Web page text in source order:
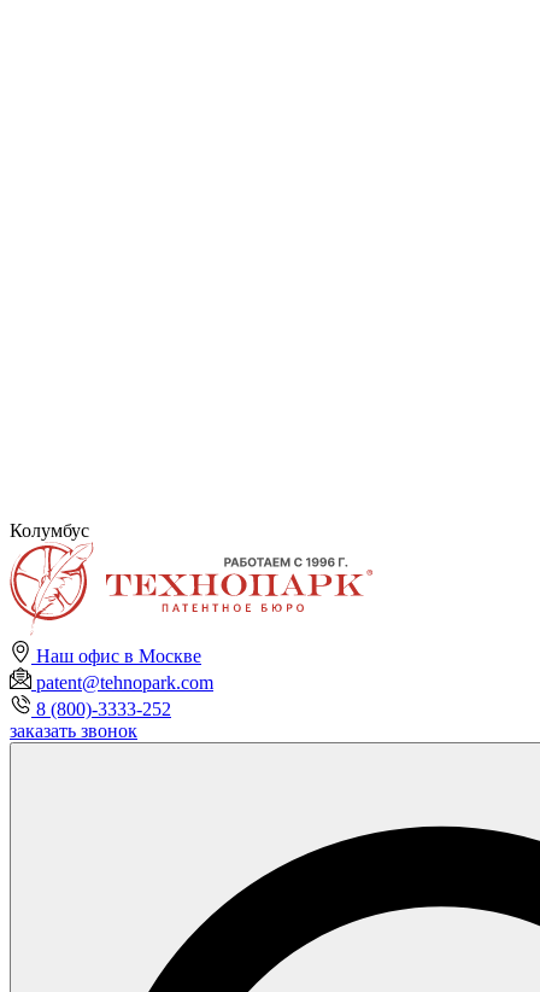
Колумбус
Наш офис в Москве
patent@tehnopark.com
8 (800)-3333-252
заказать звонок